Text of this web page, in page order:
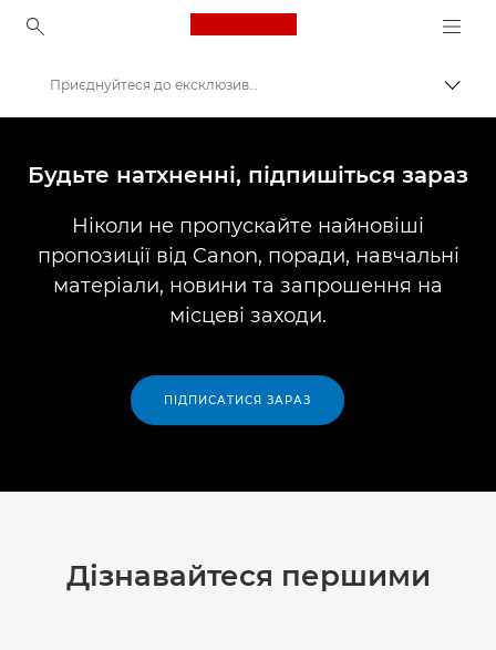
Canon Logo, back to
Приєднуйтеся до ексклюзивної розсилки Canon — поради, пропозиції та статистичні дані
Будьте натхненні, підпишіться зараз
Ніколи не пропускайте найновіші
пропозиції від Canon, поради, навчальні
матеріали, новини та запрошення на
місцеві заходи.
ПІДПИСАТИСЯ ЗАРАЗ
Дізнавайтеся першими